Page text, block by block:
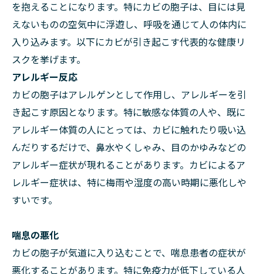
を抱えることになります。特にカビの胞子は、目には見
えないものの空気中に浮遊し、呼吸を通じて人の体内に
入り込みます。以下にカビが引き起こす代表的な健康リ
スクを挙げます。
アレルギー反応
カビの胞子はアレルゲンとして作用し、アレルギーを引
き起こす原因となります。特に敏感な体質の人や、既に
アレルギー体質の人にとっては、カビに触れたり吸い込
んだりするだけで、鼻水やくしゃみ、目のかゆみなどの
アレルギー症状が現れることがあります。カビによるア
レルギー症状は、特に梅雨や湿度の高い時期に悪化しや
すいです。
喘息の悪化
カビの胞子が気道に入り込むことで、喘息患者の症状が
悪化することがあります。特に免疫力が低下している人